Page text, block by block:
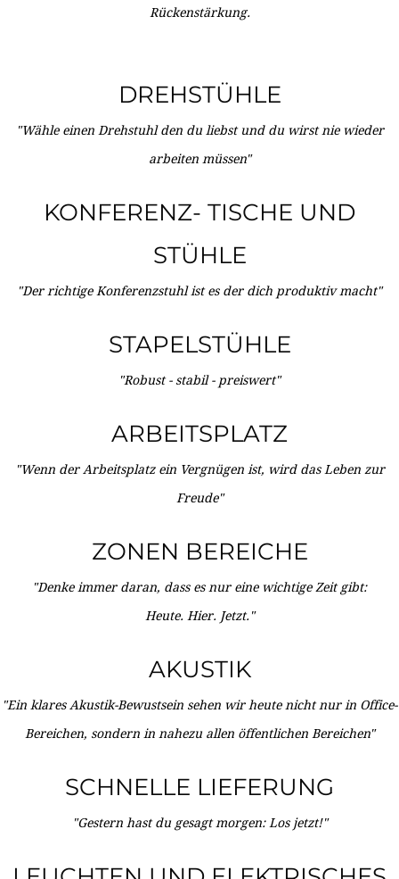
Rückenstärkung.
DREHSTÜHLE
"Wähle einen Drehstuhl den du liebst und du wirst nie wieder
arbeiten müssen"
KONFERENZ- TISCHE UND
STÜHLE
"Der richtige Konferenzstuhl ist es der dich produktiv macht"
STAPELSTÜHLE
"Robust - stabil - preiswert"
ARBEITSPLATZ
"Wenn der Arbeitsplatz ein Vergnügen ist, wird das Leben zur
Freude"
ZONEN BEREICHE
"Denke immer daran, dass es nur eine wichtige Zeit gibt:
Heute. Hier. Jetzt."
AKUSTIK
"Ein klares Akustik-Bewustsein sehen wir heute nicht nur in Office-
Bereichen, sondern in nahezu allen öffentlichen Bereichen"
SCHNELLE LIEFERUNG
"Gestern hast du gesagt morgen: Los jetzt!"